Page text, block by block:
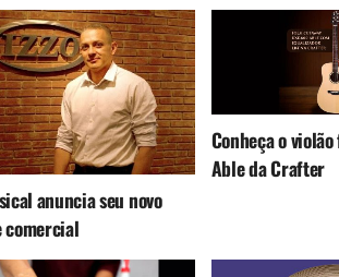
anuncia seu novo
comercial
Conheça o
Able da Crafter